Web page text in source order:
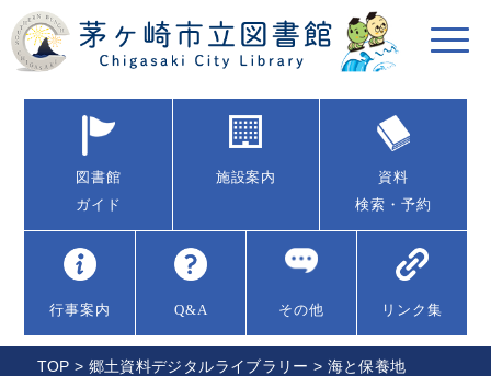
図書館
ガイド
施設案内
資料
検索・予約
行事案内 Q&A その他 リンク集
TOP > 郷土資料デジタルライブラリー > 海と保養地